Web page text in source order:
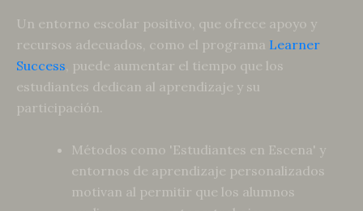
Un entorno escolar positivo, que ofrece apoyo y
recursos adecuados, como el programa Learner
Success , puede aumentar el tiempo que los
estudiantes dedican al aprendizaje y su
participación.
Métodos como 'Estudiantes en Escena' y
entornos de aprendizaje personalizados
motivan al permitir que los alumnos